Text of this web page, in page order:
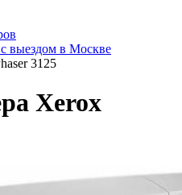
выездом в Москве
3125
Xerox